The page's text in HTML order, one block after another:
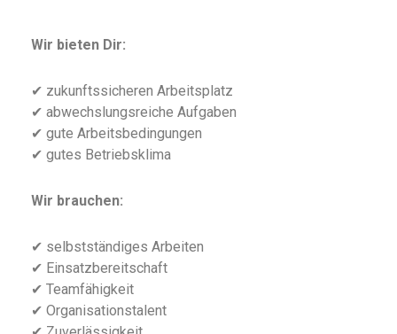
Wir bieten Dir:
✔ zukunftssicheren Arbeitsplatz
✔ abwechslungsreiche Aufgaben
✔ gute Arbeitsbedingungen
✔ gutes Betriebsklima
Wir brauchen:
✔ selbstständiges Arbeiten
✔ Einsatzbereitschaft
✔ Teamfähigkeit
✔ Organisationstalent